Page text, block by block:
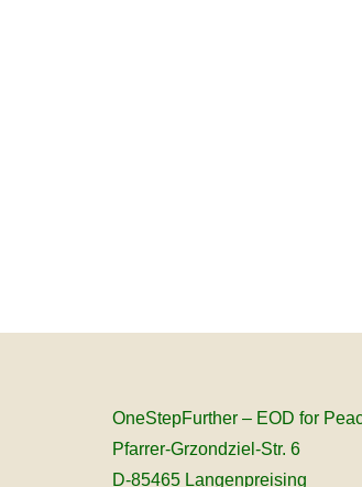
OneStepFurther – EOD for
Pfarrer-Grzondziel-Str. 6
D-85465 Langenpreising